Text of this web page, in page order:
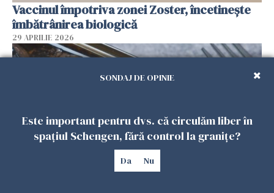
Vaccinul împotriva zonei Zoster, încetinește
îmbătrânirea biologică
29 APRILIE 2026
SONDAJ DE OPINIE
Este important pentru dvs. că circulăm liber în
spațiul Schengen, fără control la granițe?
Da Nu